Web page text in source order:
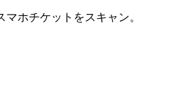
ホチケットをスキャン。